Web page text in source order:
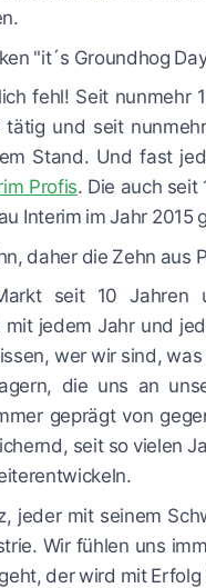
"it´s Groundhog
fehl! Seit nunmehr
tätig und seit
Stand. Und fast
Profis. Die auch seit
Interim im Jahr 2015
daher die Zehn aus
seit 10 Jahren
jedem Jahr und
wer wir sind,
die uns an
geprägt von
seit so vielen
jeder mit seinem
Wir fühlen uns
der wird mit